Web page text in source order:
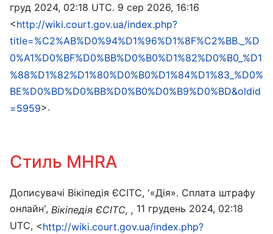
груд 2024, 02:18 UTC. 9 сер 2026, 16:16
<http://wiki.court.gov.ua/index.php?
title=%C2%AB%D0%94%D1%96%D1%8F%C2%BB._%D
0%A1%D0%BF%D0%BB%D0%B0%D1%82%D0%B0_%D1
%88%D1%82%D1%80%D0%B0%D1%84%D1%83_%D0%
BE%D0%BD%D0%BB%D0%B0%D0%B9%D0%BD&oldid
=5959>.
Стиль MHRA
Дописувачі Вікіпедія ЄСІТС, '«Дія». Сплата штрафу
онлайн', Вікіпедія ЄСІТС, , 11 грудень 2024, 02:18
UTC, <http://wiki.court.gov.ua/index.php?